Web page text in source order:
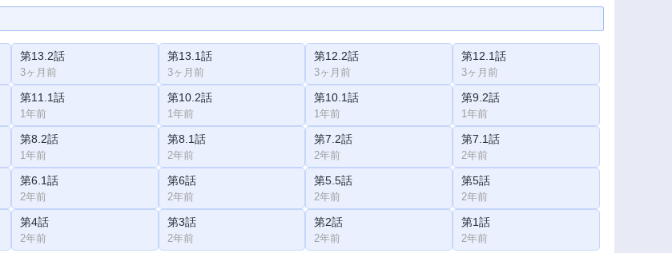
第13.2話
3ヶ月前
第13.1話
3ヶ月前
第12.2話
3ヶ月前
第12.1話
3ヶ月前
第11.1話
1年前
第10.2話
1年前
第10.1話
1年前
第9.2話
1年前
第8.2話
1年前
第8.1話
2年前
第7.2話
2年前
第7.1話
2年前
第6.1話
2年前
第6話
2年前
第5.5話
2年前
第5話
2年前
第4話
2年前
第3話
2年前
第2話
2年前
第1話
2年前